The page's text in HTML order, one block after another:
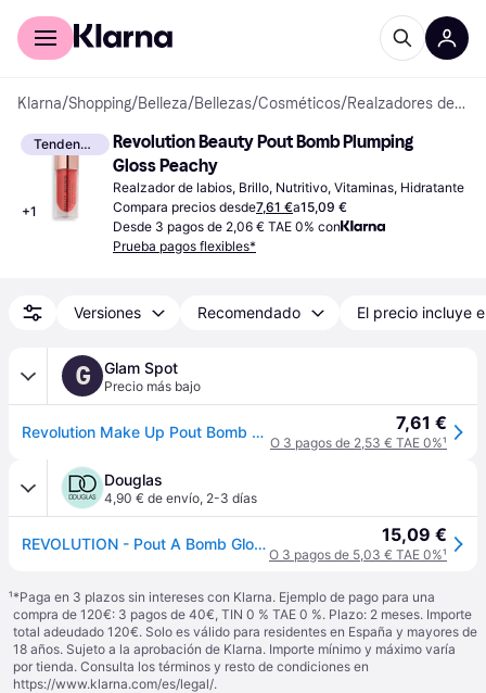
Comprar con Klarna
Klarna/Shopping/Belleza/Bellezas/Cosméticos/ Realzadores de labios
Tendencia
+1
Revolution Beauty Pout Bomb Plumping
Gloss Peachy
Realzador de labios, Brillo, Nutritivo, Vitaminas, Hidratante
Compara precios desde7,61 €a15,09 €
Desde 3 pagos de 2,06 € TAE 0% con
Prueba pagos flexibles*
Versiones Recomendado El precio incluye
G Glam Spot
Precio más bajo
Revolution Make Up Pout Bomb Plumping Gloss Peachy 4.6Ml 7,61 €
O 3 pagos de 2,53 € TAE 0%¹
Douglas
4,90 € de envío, 2-3 días
REVOLUTION - Pout A Bomb Gloss 4.6 ml Peachy 15,09 €
O 3 pagos de 5,03 € TAE 0%¹
¹*Paga en 3 plazos sin intereses con Klarna. Ejemplo de pago para una
compra de 120€: 3 pagos de 40€, TIN 0 % TAE 0 %. Plazo: 2 meses. Importe
total adeudado 120€. Solo es válido para residentes en España y mayores de
18 años. Sujeto a la aprobación de Klarna. Importe mínimo y máximo varía
por tienda. Consulta los términos y resto de condiciones en
https://www.klarna.com/es/legal/.